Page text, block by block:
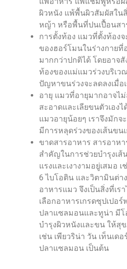
ผิวหนัง แพ้พื้นผิวสัมผัสใน
หญ้า หรือพื้นที่ปนเปื้อนสา
การตั้งท้อง แมวที่ตั้งท้อง
ของฮอร์โมนในร่างกายที่
มากกว่าปกติได้ โดยอาจ
ท้องของแม่แมวร่วงบริเ
ปัญหาขนร่วงจะลดลงเมื่อ
อายุ แมวที่อายุมากอาจไ
สะอาดและเลียขนตัวเอง
แมวอายุน้อยๆ เราจึงมัก
มีการหลุดร่วงของเส้นขน
ขาดสารอาหาร สารอาห
สำคัญในการช่วยบำรุงเ
แรงและเงางามอยู่เสมอ
6 ไบโอติน และวิตามินต่า
อาหารแมว จึงเป็นสิ่งที่เร
เลือกอาหารเกรดซุปเปอ
ปลาแซลมอนและทูน่า มีโ
บำรุงผิวหนังและขน ให้สุข
เช่น เพียวริน่า วัน เท็นเด
ปลาแซลมอน เป็นต้น